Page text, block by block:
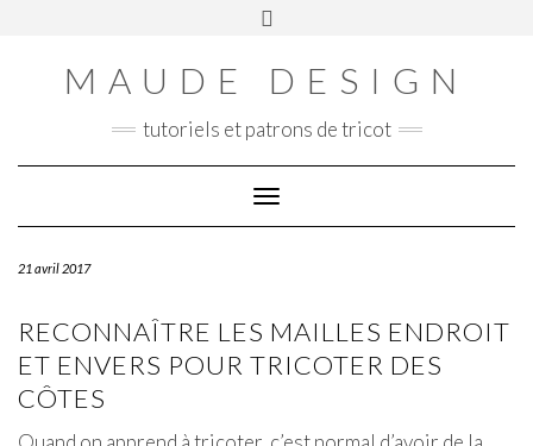
MAUDE DESIGN
tutoriels et patrons de tricot
Toggle Navigation
21 avril 2017
RECONNAÎTRE LES MAILLES ENDROIT
ET ENVERS POUR TRICOTER DES
CÔTES